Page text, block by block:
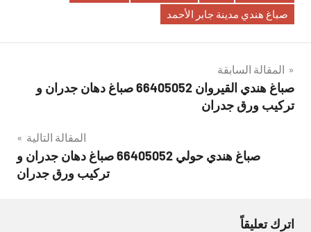
صباغ هندي مدينة جابر الأحمد
تصفّح
المقالات
المقالة السابقة
صباغ هندي القيروان 66405052 صباغ دهان جدران و
تركيب ورق جدران
المقالة التالية
صباغ هندي حولي 66405052 صباغ دهان جدران و
تركيب ورق جدران
اترك تعليقاً